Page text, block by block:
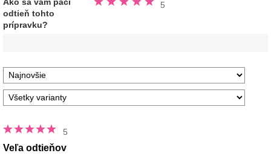
Ako sa vám páči
odtieň tohto
prípravku?
5
5.0
5
Veľa odtieňov